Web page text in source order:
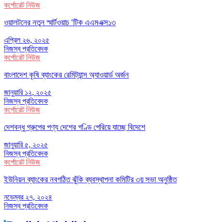
কর্পোরেট নিউজ
ওয়ালটনের নতুন স্মার্টওয়াচ ‘টিক এএমএক্স১৩
এপ্রিল ২৬, ২০২৫
নিজস্ব প্রতিবেদক
কর্পোরেট নিউজ
বাংলাদেশ কৃষি ব্যাংকের রেমিট্যান্স অ্যাওয়ার্ড অর্জন
জানুয়ারি ১২, ২০২৫
নিজস্ব প্রতিবেদক
কর্পোরেট নিউজ
দেশবন্ধু গ্রুপের পণ্য দেশের গণ্ডি পেরিয়ে যাচ্ছে বিদেশে
জানুয়ারি ৫, ২০২৫
নিজস্ব প্রতিবেদক
কর্পোরেট নিউজ
ইউনিয়ন ব্যাংকের নবগঠিত ঝুঁকি ব্যবস্থাপনা কমিটির ৩য় সভা অনুষ্ঠিত
নভেম্বর ২৭, ২০২৪
নিজস্ব প্রতিবেদক